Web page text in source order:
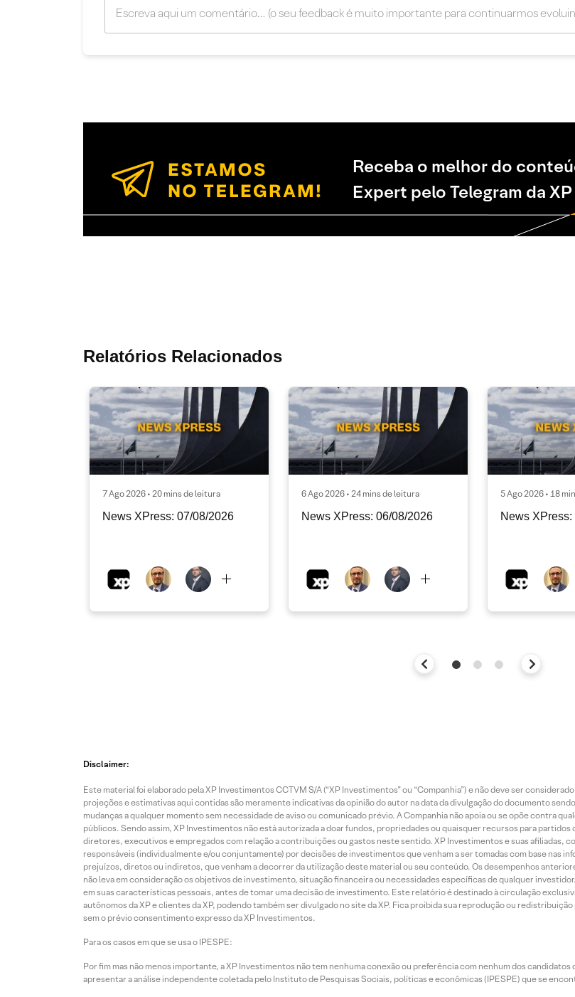
Receba o melhor do
Expert pelo Telegram da XP
Relatórios Relacionados
7 Ago 2026 • 20 mins de leitura
News XPress: 07/08/2026
6 Ago 2026 • 24 mins de leitura
News XPress: 06/08/2026
5 Ago 2026 • 18
News
Disclaimer:
Este material foi elaborado pela XP Investimentos CCTVM S/A (“XP Investimentos” ou “Companhia”) e não deve ser
projeções e estimativas aqui contidas são meramente indicativas da opinião do autor na data da divulgação do documento
mudanças a qualquer momento sem necessidade de aviso ou comunicado prévio. A Companhia não apoia ou se opõe contra
públicos. Sendo assim, XP Investimentos não está autorizada a doar fundos, propriedades ou quaisquer recursos para
diretores, executivos e empregados com relação a contribuições ou gastos neste sentido. XP Investimentos e suas afiliadas,
responsáveis (individualmente e/ou conjuntamente) por decisões de investimentos que venham a ser tomadas com base nas
prejuízos, diretos ou indiretos, que venham a decorrer da utilização deste material ou seu conteúdo. Os desempenhos
não leva em consideração os objetivos de investimento, situação financeira ou necessidades específicas de qualquer
em suas características pessoais, antes de tomar uma decisão de investimento. Este relatório é destinado à circulação
autônomos da XP e clientes da XP, podendo também ser divulgado no site da XP. Fica proibida sua reprodução ou
sem o prévio consentimento expresso da XP Investimentos.
Para os casos em que se usa o IPESPE:
Por fim mas não menos importante, a XP Investimentos não tem nenhuma conexão ou preferência com nenhum dos
apresentar a análise independente coletada pelo Instituto de Pesquisas Sociais, políticas e econômicas (IPESPE) que se